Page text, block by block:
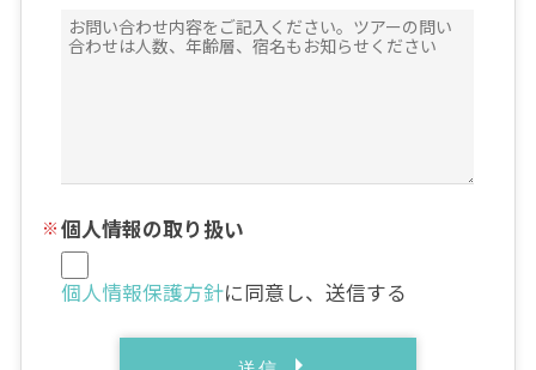
個人情報の取り扱い
個人情報保護方針に同意し、送信する